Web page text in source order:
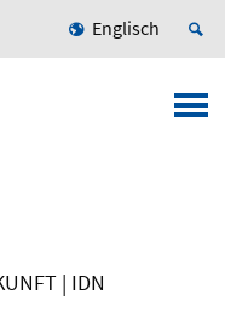
Englisch
| IDN